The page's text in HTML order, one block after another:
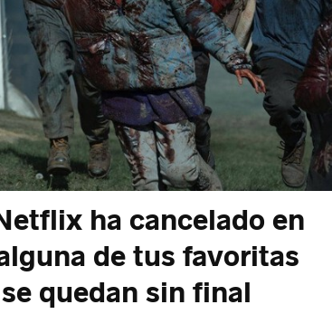
ha cancelado en
de tus favoritas
quedan sin final